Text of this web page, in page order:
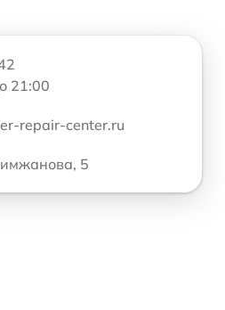
21:00
repair-center.ru
5